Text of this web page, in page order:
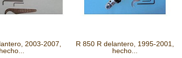
2003-2007,
hecho...
R 850 R delantero, 1995-2001,
hecho...